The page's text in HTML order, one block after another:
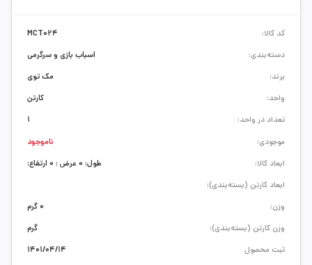
ابعاد کالا:
طول: 0 عرض : 0 ارتفاع:
ابعاد کارتن (بسته‌بندی):
وزن:
0 گرم
وزن کارتن (بسته‌بندی):
گرم
ثبت محصول
1401/04/14
کد کالا:
MCT024
دسته‌بندی:
اسباب بازی و سرگرمی
برند:
مک توی
واحد:
کارتن
تعداد در واحد:
1
موجودی:
ناموجود